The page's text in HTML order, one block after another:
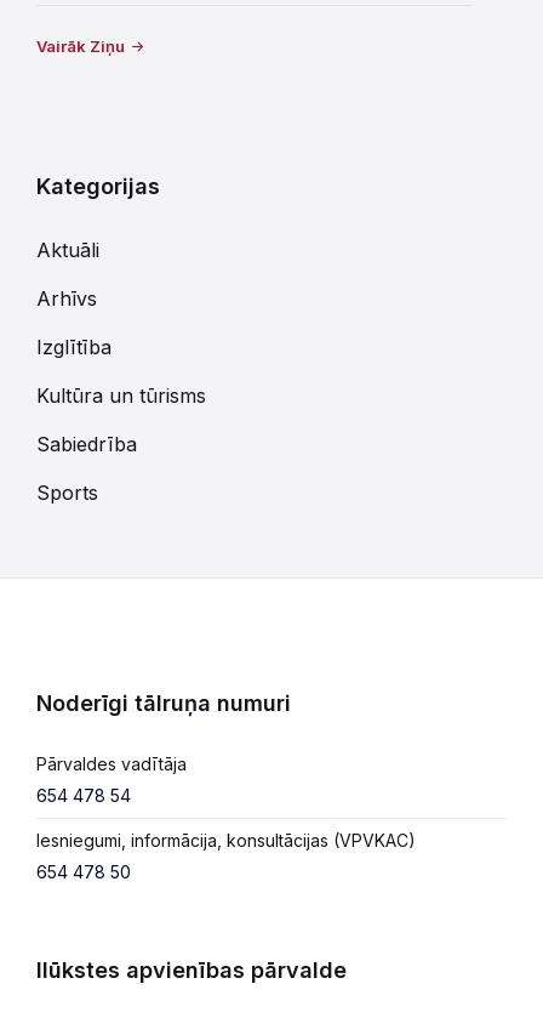
Vairāk Ziņu
Kategorijas
Aktuāli
Arhīvs
Izglītība
Kultūra un tūrisms
Sabiedrība
Sports
Noderīgi tālruņa numuri
Pārvaldes vadītāja
654 478 54
Iesniegumi, informācija, konsultācijas (VPVKAC)
654 478 50
Ilūkstes apvienības pārvalde